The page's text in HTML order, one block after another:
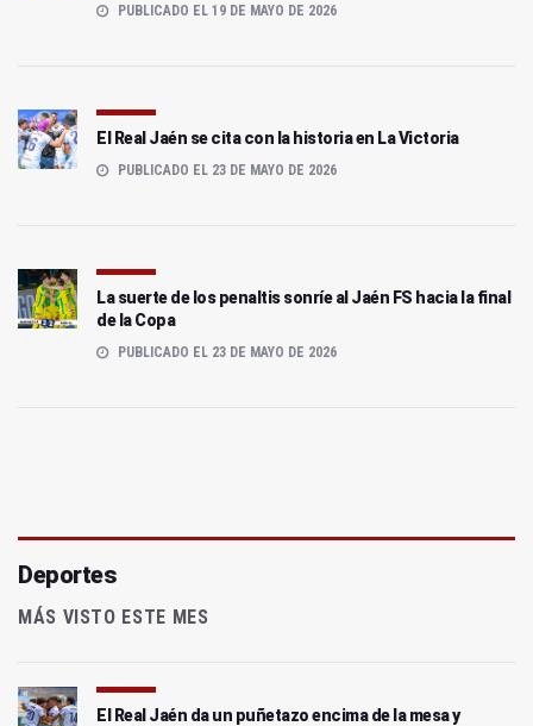
PUBLICADO EL 19 DE MAYO DE 2026
El Real Jaén se cita con la historia en La Victoria
PUBLICADO EL 23 DE MAYO DE 2026
La suerte de los penaltis sonríe al Jaén FS hacia la final
de la Copa
PUBLICADO EL 23 DE MAYO DE 2026
Deportes
MÁS VISTO ESTE MES
El Real Jaén da un puñetazo encima de la mesa y